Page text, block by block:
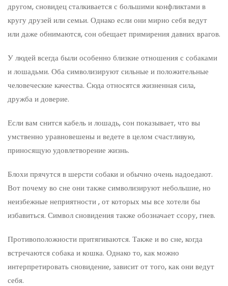
другом, сновидец сталкивается с большими конфликтами в
кругу друзей или семьи. Однако если они мирно себя ведут
или даже обнимаются, сон обещает примирения давних врагов.
У людей всегда были особенно близкие отношения с собаками
и лошадьми. Оба символизируют сильные и положительные
человеческие качества. Сюда относятся жизненная сила,
дружба и доверие.
Если вам снится кабель и лошадь, сон показывает, что вы
умственно уравновешены и ведете в целом счастливую,
приносящую удовлетворение жизнь.
Блохи прячутся в шерсти собаки и обычно очень надоедают.
Вот почему во сне они также символизируют небольшие, но
неизбежные неприятности , от которых мы все хотели бы
избавиться. Символ сновидения также обозначает ссору, гнев.
Противоположности притягиваются. Также и во сне, когда
встречаются собака и кошка. Однако то, как можно
интерпретировать сновидение, зависит от того, как они ведут
себя.